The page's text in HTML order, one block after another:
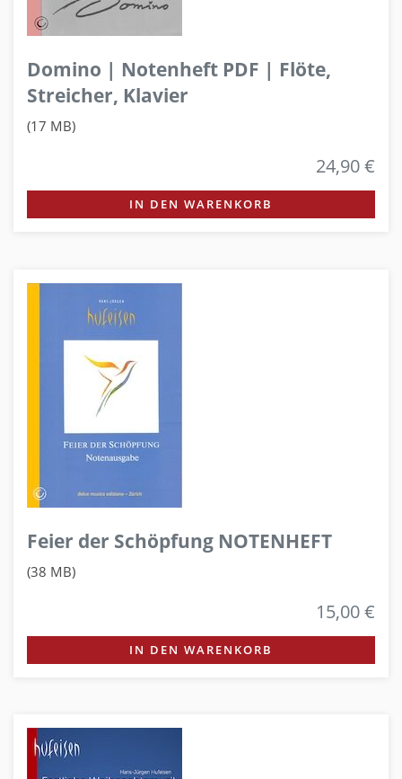
Domino | Notenheft PDF | Flöte,
Streicher, Klavier
(17 MB)
24,90 €
IN DEN WARENKORB
Feier der Schöpfung NOTENHEFT
(38 MB)
15,00 €
IN DEN WARENKORB